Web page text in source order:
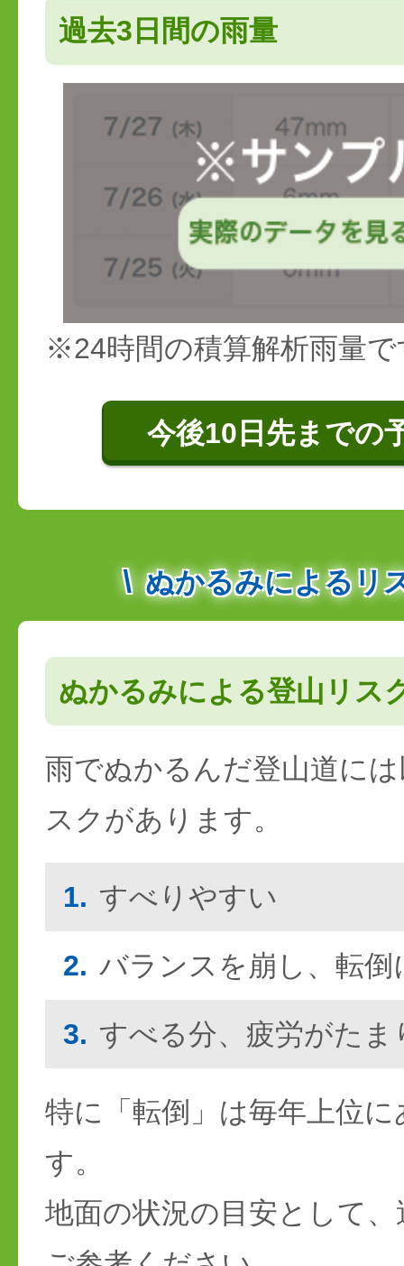
過去3日間の雨量
※24時間の積算解析雨量で
今後10日先までの
ぬかるみによるリ
ぬかるみによる登山リス
雨でぬかるんだ登山道に
スクがあります。
1. すべりやすい
2. バランスを崩し、転
3. すべる分、疲労がたま
特に「転倒」は毎年上位
す。
地面の状況の目安として